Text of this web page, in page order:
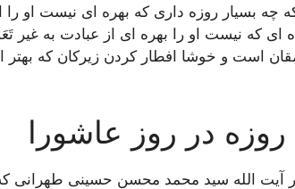
چه بسیار روزه دارى که بهره اى نیست او را
اى که نیست او را بهره اى از عبادت به غیر
است و خوشا افطار کردن زیرکان که بهتر
در روز عاشورا
آیت الله سید محمد محسن حسینی طهرانی